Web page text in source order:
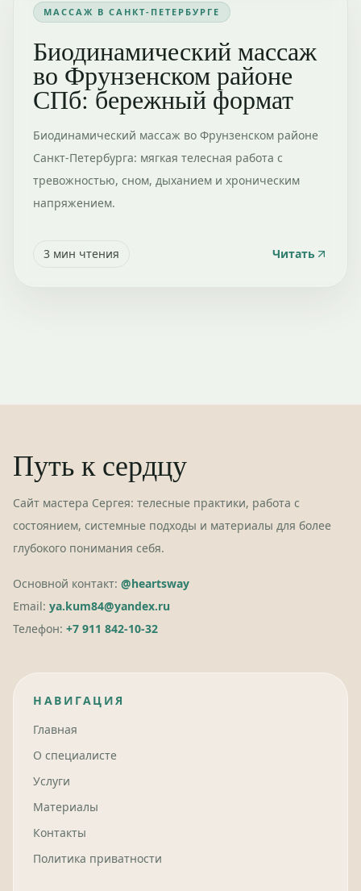
МАССАЖ В САНКТ-ПЕТЕРБУРГЕ
Биодинамический массаж
во Фрунзенском районе
СПб: бережный формат
Биодинамический массаж во Фрунзенском районе
Санкт-Петербурга: мягкая телесная работа с
тревожностью, сном, дыханием и хроническим
напряжением.
3 мин чтения Читать
Путь к сердцу
Сайт мастера Сергея: телесные практики, работа с
состоянием, системные подходы и материалы для более
глубокого понимания себя.
Основной контакт: @heartsway
Email: ya.kum84@yandex.ru
Телефон: +7 911 842-10-32
НАВИГАЦИЯ
Главная
О специалисте
Услуги
Материалы
Контакты
Политика приватности